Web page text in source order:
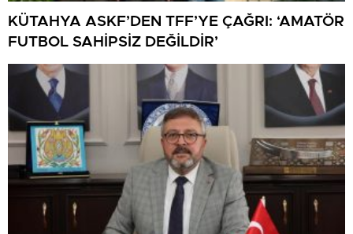
KÜTAHYA ASKF’DEN TFF’YE ÇAĞRI: ‘AMATÖR
FUTBOL SAHİPSİZ DEĞİLDİR’